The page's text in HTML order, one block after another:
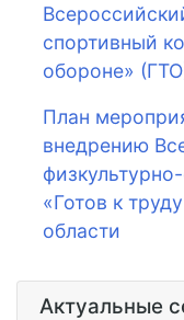
спортивный
обороне»
План
внедрению
«Готов к
области
Актуальные